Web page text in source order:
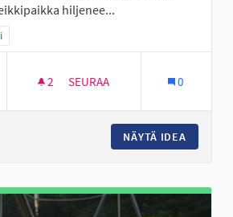
hiljenee...
mukaan: Läntinen Seinäjoki
2 2 SEURAAJAA
SEURAA 0
NÄYTÄ IDEA